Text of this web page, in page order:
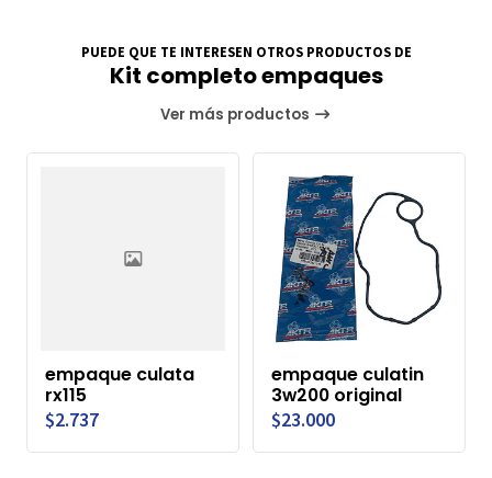
PUEDE QUE TE INTERESEN OTROS PRODUCTOS DE
Kit completo empaques
Ver más productos
empaque culata
rx115
$2.737
empaque culatin
3w200 original
$23.000